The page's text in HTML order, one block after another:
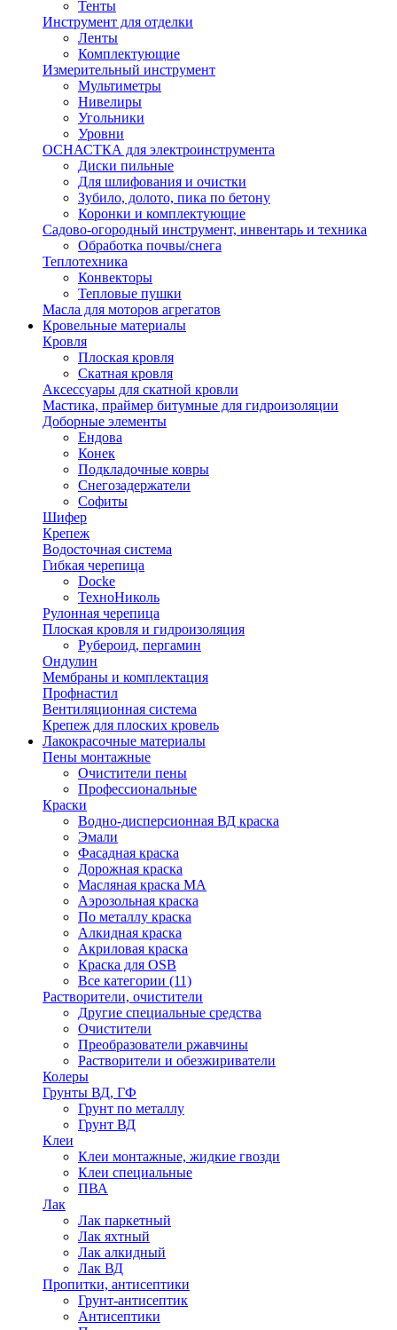
Тенты
Инструмент для отделки
Ленты
Комплектующие
Измерительный инструмент
Мультиметры
Нивелиры
Угольники
Уровни
ОСНАСТКА для электроинструмента
Диски пильные
Для шлифования и очистки
Зубило, долото, пика по бетону
Коронки и комплектующие
Садово-огородный инструмент, инвентарь и техника
Обработка почвы/снега
Теплотехника
Конвекторы
Тепловые пушки
Масла для моторов агрегатов
Кровельные материалы
Кровля
Плоская кровля
Скатная кровля
Аксессуары для скатной кровли
Мастика, праймер битумные для гидроизоляции
Доборные элементы
Ендова
Конек
Подкладочные ковры
Снегозадержатели
Софиты
Шифер
Крепеж
Водосточная система
Гибкая черепица
Docke
ТехноНиколь
Рулонная черепица
Плоская кровля и гидроизоляция
Рубероид, пергамин
Ондулин
Мембраны и комплектация
Профнастил
Вентиляционная система
Крепеж для плоских кровель
Лакокрасочные материалы
Пены монтажные
Очистители пены
Профессиональные
Краски
Водно-дисперсионная ВД краска
Эмали
Фасадная краска
Дорожная краска
Масляная краска МА
Аэрозольная краска
По металлу краска
Алкидная краска
Акриловая краска
Краска для OSB
Все категории (11)
Растворители, очистители
Другие специальные средства
Очистители
Преобразователи ржавчины
Растворители и обезжириватели
Колеры
Грунты ВД, ГФ
Грунт по металлу
Грунт ВД
Клеи
Клеи монтажные, жидкие гвозди
Клеи специальные
ПВА
Лак
Лак паркетный
Лак яхтный
Лак алкидный
Лак ВД
Пропитки, антисептики
Грунт-антисептик
Антисептики